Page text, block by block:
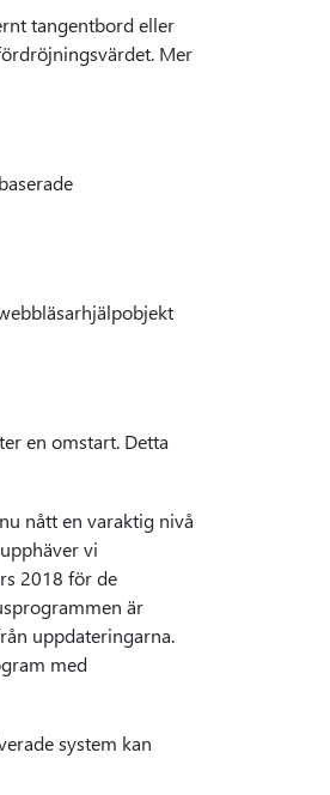
tangentbord eller
Mer
en omstart. Detta
nått en varaktig nivå
vi
2018 för de
är
uppdateringarna.
med
system kan